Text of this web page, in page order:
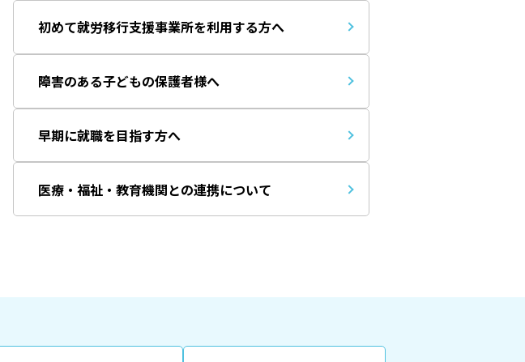
初めて就労移行支援事業所を利用する方へ
障害のある子どもの保護者様へ
早期に就職を目指す方へ
医療・福祉・教育機関との連携について